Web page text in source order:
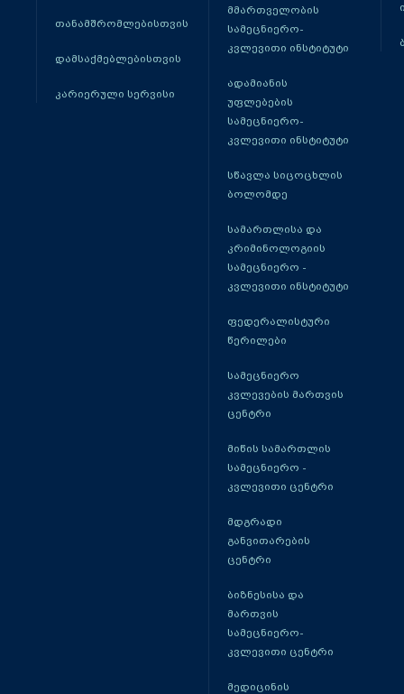
თანამშრომლებისთვის
დამსაქმებლებისთვის
კარიერული სერვისი
მმართველობის
სამეცნიერო-
კვლევითი ინსტიტუტი
ადამიანის
უფლებების
სამეცნიერო-
კვლევითი ინსტიტუტი
სწავლა სიცოცხლის
ბოლომდე
სამართლისა და
კრიმინოლოგიის
სამეცნიერო -
კვლევითი ინსტიტუტი
ფედერალისტური
წერილები
სამეცნიერო
კვლევების მართვის
ცენტრი
მიწის სამართლის
სამეცნიერო -
კვლევითი ცენტრი
მდგრადი
განვითარების
ცენტრი
ბიზნესისა და
მართვის
სამეცნიერო-
კვლევითი ცენტრი
მედიცინის